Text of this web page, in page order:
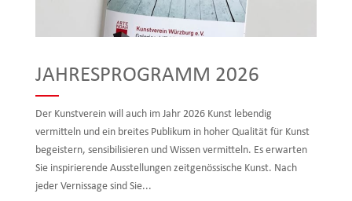
JAHRESPROGRAMM 2026
Der Kunstverein will auch im Jahr 2026 Kunst lebendig
vermitteln und ein breites Publikum in hoher Qualität für Kunst
begeistern, sensibilisieren und Wissen vermitteln. Es erwarten
Sie inspirierende Ausstellungen zeitgenössische Kunst. Nach
jeder Vernissage sind Sie...